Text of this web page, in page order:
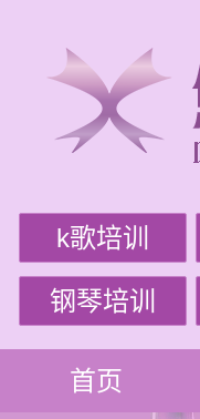
k歌培训
钢琴培训
首页